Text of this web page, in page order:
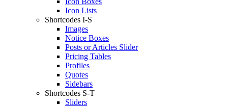
Icon Lists
Shortcodes I-S
Images
Notice Boxes
Posts or Articles Slider
Pricing Tables
Profiles
Quotes
Sidebars
Shortcodes S-T
Sliders